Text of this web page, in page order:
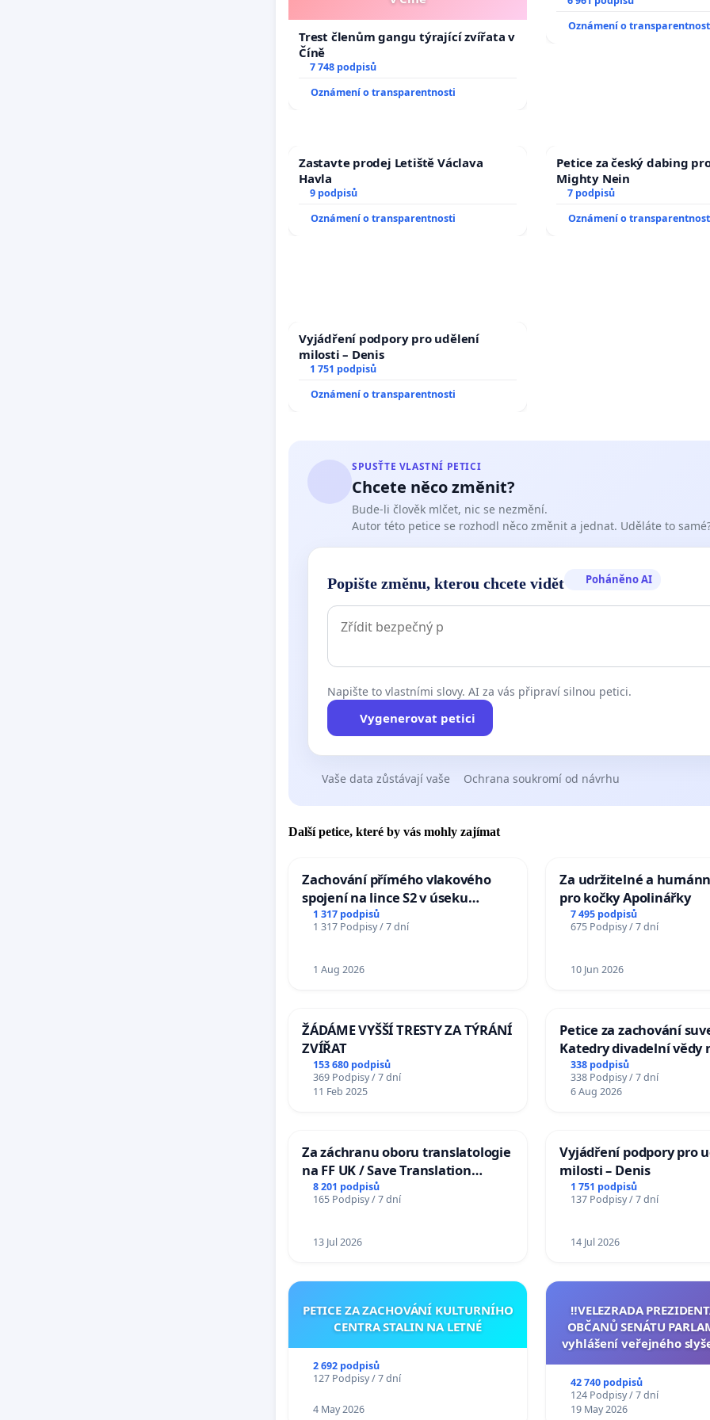
Trest členům gangu týrající zvířata v
Číně
7 748 podpisů
Oznámení o transparentnosti
Oznámení o
Zastavte prodej Letiště Václava
Havla
9 podpisů
Oznámení o transparentnosti
Petice za český dabing
Mighty Nein
7 podpisů
Oznámení o
Vyjádření podpory pro udělení
milosti – Denis
1 751 podpisů
Oznámení o transparentnosti
SPUSŤTE VLASTNÍ PETICI
Chcete něco změnit?
Bude-li člověk mlčet, nic se nezmění.
Autor této petice se rozhodl něco změnit a jednat. Uděláte to
Popište změnu, kterou chcete vidět Poháněno AI
Napište to vlastními slovy. AI za vás připraví silnou petici.
Vygenerovat petici
Vaše data zůstávají vaše Ochrana soukromí od návrhu
Další petice, které by vás mohly zajímat
Zachování přímého vlakového
spojení na lince S2 v úseku
Ostrava – Bohumín – Karviná –
Mosty u Jablunkova
1 317 podpisů
1 317 Podpisy / 7 dní
1 Aug 2026
Za udržitelné a
pro kočky Apolinářky
7 495 podpisů
675 Podpisy / 7 dní
10 Jun 2026
ŽÁDÁME VYŠŠÍ TRESTY ZA TÝRÁNÍ
ZVÍŘAT
153 680 podpisů
369 Podpisy / 7 dní
11 Feb 2025
Petice za zachování
Katedry divadelní vědy
338 podpisů
338 Podpisy / 7 dní
6 Aug 2026
Za záchranu oboru translatologie
na FF UK / Save Translation
Studies at the Faculty of Arts,
Charles University
8 201 podpisů
165 Podpisy / 7 dní
13 Jul 2026
Vyjádření podpory pro
milosti – Denis
1 751 podpisů
137 Podpisy / 7 dní
14 Jul 2026
PETICE ZA ZACHOVÁNÍ KULTURNÍHO
CENTRA STALIN NA LETNÉ
2 692 podpisů
127 Podpisy / 7 dní
4 May 2026
‼️VELEZRADA
OBČANŮ SENÁTU
vyhlášení veřejného
návrhu na přijetí
ústavní žaloby na
42 740 podpisů
124 Podpisy / 7 dní
19 May 2026